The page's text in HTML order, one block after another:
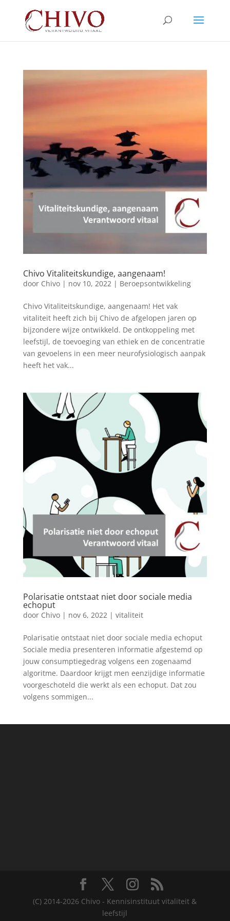
Chivo Vitaliteitskundige, aangenaam!
door Chivo| nov 10, 2022| Beroepsontwikkeling
Chivo Vitaliteitskundige, aangenaam! Het vak
vitaliteit heeft zich bij Chivo de afgelopen jaren op
bijzondere wijze ontwikkeld. De ontkoppeling met
leefstijl, de toevoeging van ethiek en de concentratie
van gevoelens in een meer neurofysiologisch aanpak
heeft het vak...
Polarisatie ontstaat niet door sociale media
echoput
door Chivo| nov 6, 2022 | vitaliteit
Polarisatie ontstaat niet door sociale media echoput
Sociale media presenteren informatie afgestemd op
jouw consumptiegedrag volgens een zogenaamd
algoritme. Daardoor krijgt men eenzijdige informatie
voorgeschoteld die werkt als een echoput. Dat zou
volgens sommigen...
(C) 2014-2026 Chivo - Kennisinstituut vitaliteit &
leefstijl